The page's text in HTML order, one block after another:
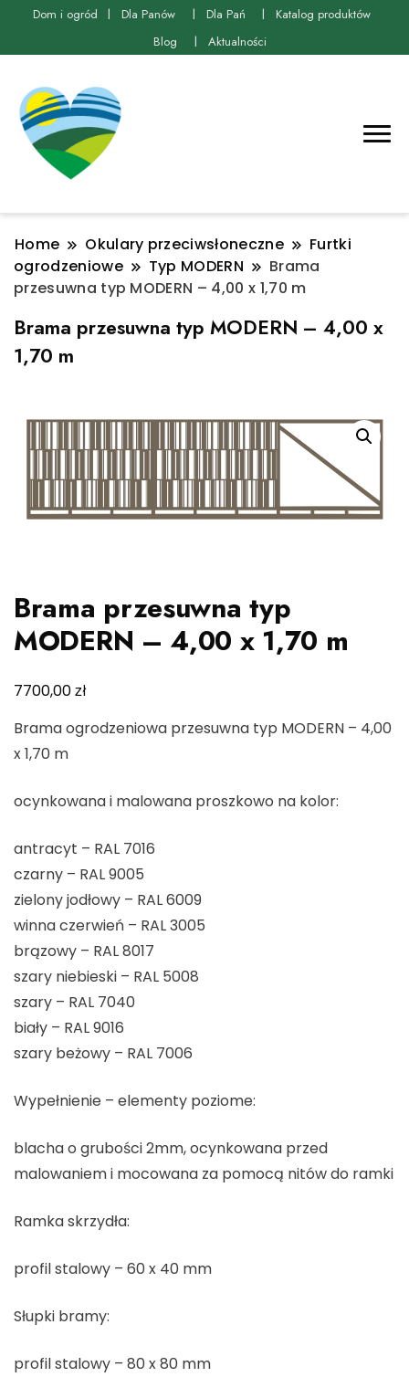
Dom i ogród Dla Panów Dla Pań
Katalog produktów
Blog
Aktualności
Home Okulary przeciwsłoneczne
Furtki
ogrodzeniowe
Typ MODERN
Brama
przesuwna typ MODERN – 4,00 x 1,70 m
Brama przesuwna typ MODERN – 4,00 x
1,70 m
Brama przesuwna typ
MODERN – 4,00 x 1,70 m
7700,00zł
Brama ogrodzeniowa przesuwna typ MODERN – 4,00
x 1,70 m
ocynkowana i malowana proszkowo na kolor:
antracyt – RAL 7016
czarny – RAL 9005
zielony jodłowy – RAL 6009
winna czerwień – RAL 3005
brązowy – RAL 8017
szary niebieski – RAL 5008
szary – RAL 7040
biały – RAL 9016
szary beżowy – RAL 7006
Wypełnienie – elementy poziome:
blacha o grubości 2mm, ocynkowana przed
malowaniem i mocowana za pomocą nitów do ramki
Ramka skrzydła:
profil stalowy – 60 x 40 mm
Słupki bramy:
profil stalowy – 80 x 80 mm